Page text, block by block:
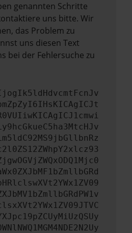
genannten Schritte
uns bitte. Wir
das Problem zu
uns diesen Text
bei der Fehlersuche zu